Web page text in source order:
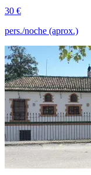
30 €
pers./noche (aprox.)